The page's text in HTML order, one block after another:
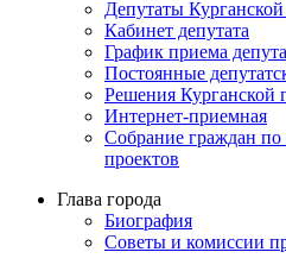
Депутаты
Кабинет депутата
График приема
Постоянные
Решения Курганской
Интернет-приемная
Собрание граждан
проектов
Глава города
Биография
Советы и комиссии